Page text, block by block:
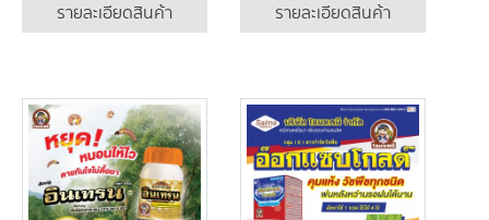
รายละเอียดสินค้า รายละเอียดสินค้า